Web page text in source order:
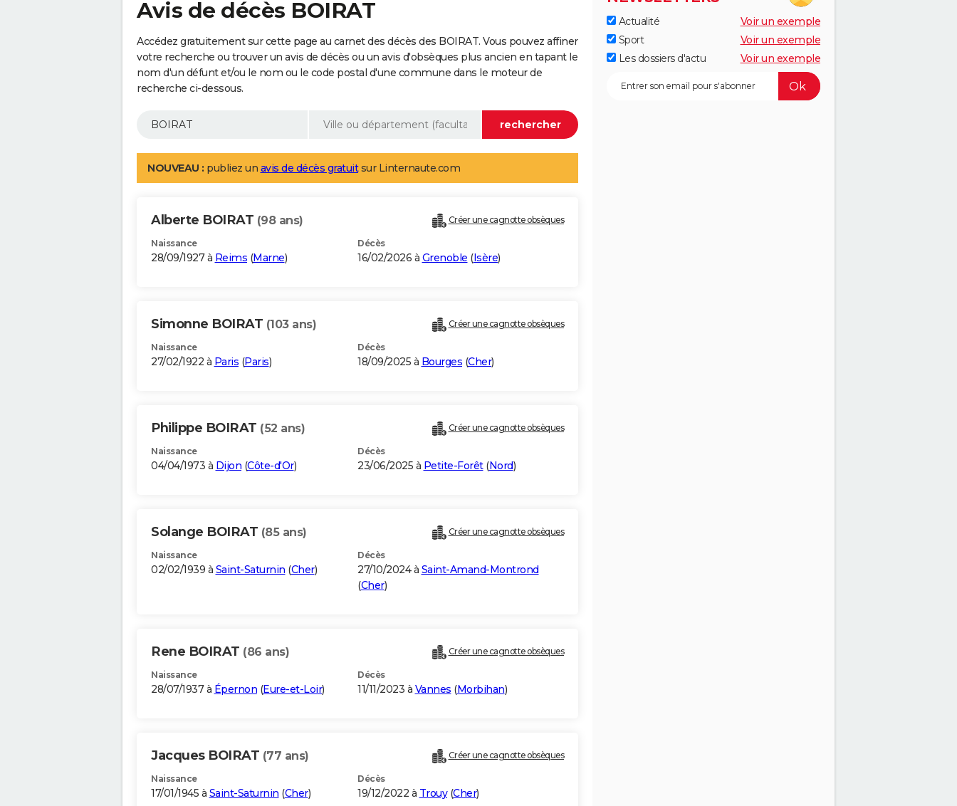
Avis de décès BOIRAT
Accédez gratuitement sur cette page au carnet des décès des BOIRAT. Vous pouvez affiner
votre recherche ou trouver un avis de décès ou un avis d'obsèques plus ancien en tapant le
nom d'un défunt et/ou le nom ou le code postal d'une commune dans le moteur de
recherche ci-dessous.
NOUVEAU : publiez un avis de décès gratuitsur Linternaute.com
Alberte BOIRAT (98 ans) Créer une cagnotte obsèques
Naissance
28/09/1927 à Reims (Marne)
Décès
16/02/2026 à Grenoble (Isère)
Simonne BOIRAT (103 ans) Créer une cagnotte obsèques
Naissance
27/02/1922 à Paris (Paris)
Décès
18/09/2025 à Bourges (Cher)
Philippe BOIRAT (52 ans) Créer une cagnotte obsèques
Naissance
04/04/1973 à Dijon (Côte-d'Or)
Décès
23/06/2025 à Petite-Forêt(Nord)
Solange BOIRAT (85 ans) Créer une cagnotte obsèques
Naissance
02/02/1939 à Saint-Saturnin (Cher)
Décès
27/10/2024 à Saint-Amand-Montrond
(Cher)
Rene BOIRAT (86 ans) Créer une cagnotte obsèques
Naissance
28/07/1937 à Épernon (Eure-et-Loir)
Décès
11/11/2023 à Vannes (Morbihan)
Jacques BOIRAT (77 ans) Créer une cagnotte obsèques
Naissance
17/01/1945 à Saint-Saturnin (Cher)
Décès
19/12/2022 à Trouy(Cher)
Actualité
Voir un exemple
Sport
Voir un exemple
Les dossiers d'actu
Voir un exemple